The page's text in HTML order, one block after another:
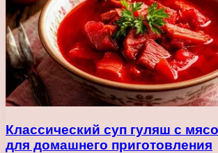
Классический суп гуляш с
для домашнего приготовления